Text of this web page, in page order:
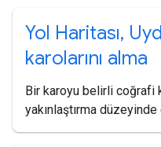
Yol Haritası,
karolarını alma
Bir karoyu belirli coğrafi
yakınlaştırma düzeyinde